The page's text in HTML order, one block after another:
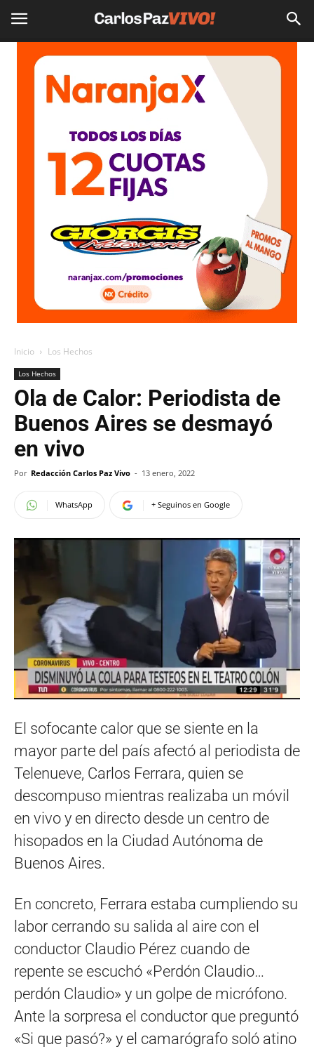
Inicio Los Hechos
Los Hechos
Ola de Calor: Periodista de
Buenos Aires se desmayó
en vivo
Por Redacción Carlos Paz Vivo - 13 enero, 2022
WhatsApp + Seguinos en Google
El sofocante calor que se siente en la
mayor parte del país afectó al periodista de
Telenueve, Carlos Ferrara, quien se
descompuso mientras realizaba un móvil
en vivo y en directo desde un centro de
hisopados en la Ciudad Autónoma de
Buenos Aires.
En concreto, Ferrara estaba cumpliendo su
labor cerrando su salida al aire con el
conductor Claudio Pérez cuando de
repente se escuchó «Perdón Claudio…
perdón Claudio» y un golpe de micrófono.
Ante la sorpresa el conductor que preguntó
«Si que pasó?» y el camarógrafo soló atino